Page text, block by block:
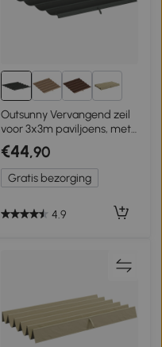
2+
Outsunny Vervangend zeil
voor 3x3m paviljoens, met
waterafvoergaten, 2,50 x
2,55 m, Donkergrijs
€44,90
Gratis bezorging
4.9